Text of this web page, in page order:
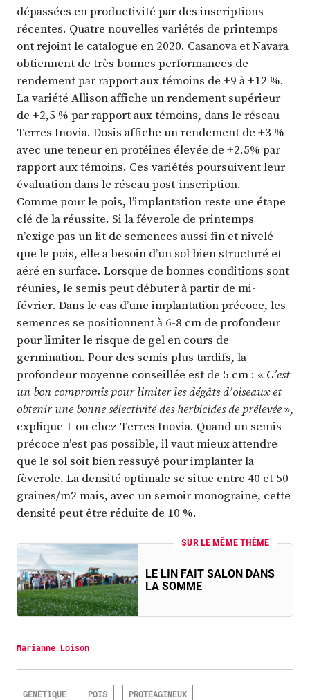
dépassées en productivité par des inscriptions
récentes. Quatre nouvelles variétés de printemps
ont rejoint le catalogue en 2020. Casanova et Navara
obtiennent de très bonnes performances de
rendement par rapport aux témoins de +9 à +12 %.
La variété Allison affiche un rendement supérieur
de +2,5 % par rapport aux témoins, dans le réseau
Terres Inovia. Dosis affiche un rendement de +3 %
avec une teneur en protéines élevée de +2.5% par
rapport aux témoins. Ces variétés poursuivent leur
évaluation dans le réseau post-inscription.
Comme pour le pois, l’implantation reste une étape
clé de la réussite. Si la féverole de printemps
n’exige pas un lit de semences aussi fin et nivelé
que le pois, elle a besoin d’un sol bien structuré et
aéré en surface. Lorsque de bonnes conditions sont
réunies, le semis peut débuter à partir de mi-
février. Dans le cas d’une implantation précoce, les
semences se positionnent à 6-8 cm de profondeur
pour limiter le risque de gel en cours de
germination. Pour des semis plus tardifs, la
profondeur moyenne conseillée est de 5 cm : « C’est
un bon compromis pour limiter les dégâts d’oiseaux et
obtenir une bonne sélectivité des herbicides de prélevée»,
explique-t-on chez Terres Inovia. Quand un semis
précoce n’est pas possible, il vaut mieux attendre
que le sol soit bien ressuyé pour implanter la
fèverole. La densité optimale se situe entre 40 et 50
graines/m2 mais, avec un semoir monograine, cette
densité peut être réduite de 10 %.
SUR LE MÊME THÈME
LE LIN FAIT SALON DANS
LA SOMME
Marianne Loison
GÉNÉTIQUE POIS PROTÉAGINEUX